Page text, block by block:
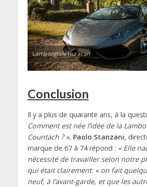
Lamborghini Huracan
Conclusion
Il y a plus de quarante ans, à la
Comment est née l’idée de la
Countach ? », Paolo Stanzani,
marque de 67 à 74 répond : « Elle
nécessité de travailler selon notre
qui était clairement: « on fait
neuf, à l’avant-garde, et que les